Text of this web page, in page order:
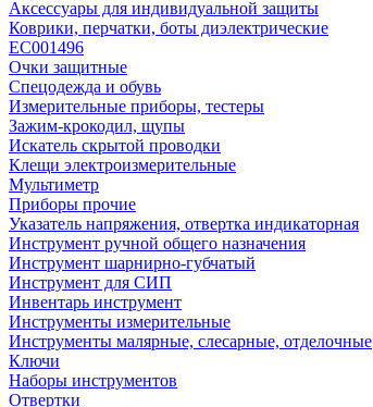
Аксессуары для индивидуальной защиты
Коврики, перчатки, боты диэлектрические
EC001496
Очки защитные
Спецодежда и обувь
Измерительные приборы, тестеры
Зажим-крокодил, щупы
Искатель скрытой проводки
Клещи электроизмерительные
Мультиметр
Приборы прочие
Указатель напряжения, отвертка индикаторная
Инструмент ручной общего назначения
Инструмент шарнирно-губчатый
Инструмент для СИП
Инвентарь инструмент
Инструменты измерительные
Инструменты малярные, слесарные, отделочные
Ключи
Наборы инструментов
Отвертки